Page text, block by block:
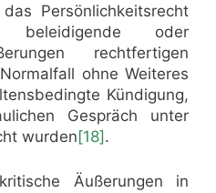
Persönlichkeitsrecht
beleidigende oder
rechtfertigen
ohne Weiteres
Kündigung,
Gespräch unter
wurden [18] .
Äußerungen in